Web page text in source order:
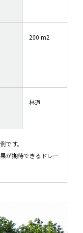
200 m2
林道
です。
が期待できるドレー